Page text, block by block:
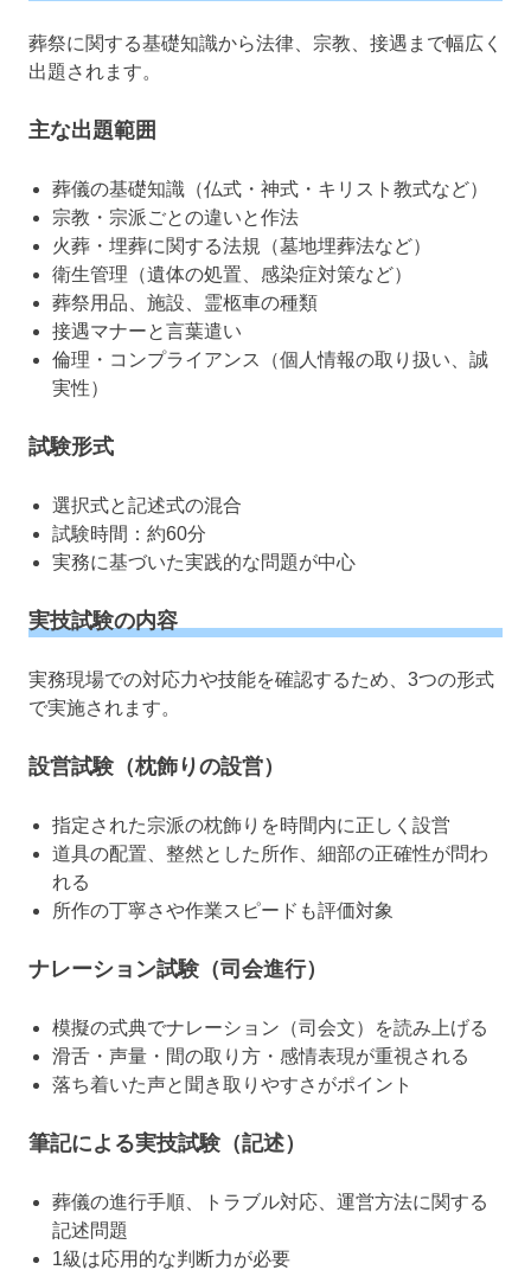
葬祭に関する基礎知識から法律、宗教、接遇まで幅広く
出題されます。
主な出題範囲
葬儀の基礎知識（仏式・神式・キリスト教式など）
宗教・宗派ごとの違いと作法
火葬・埋葬に関する法規（墓地埋葬法など）
衛生管理（遺体の処置、感染症対策など）
葬祭用品、施設、霊柩車の種類
接遇マナーと言葉遣い
倫理・コンプライアンス（個人情報の取り扱い、誠
実性）
試験形式
選択式と記述式の混合
試験時間：約60分
実務に基づいた実践的な問題が中心
実技試験の内容
実務現場での対応力や技能を確認するため、3つの形式
で実施されます。
設営試験（枕飾りの設営）
指定された宗派の枕飾りを時間内に正しく設営
道具の配置、整然とした所作、細部の正確性が問わ
れる
所作の丁寧さや作業スピードも評価対象
ナレーション試験（司会進行）
模擬の式典でナレーション（司会文）を読み上げる
滑舌・声量・間の取り方・感情表現が重視される
落ち着いた声と聞き取りやすさがポイント
筆記による実技試験（記述）
葬儀の進行手順、トラブル対応、運営方法に関する
記述問題
1級は応用的な判断力が必要